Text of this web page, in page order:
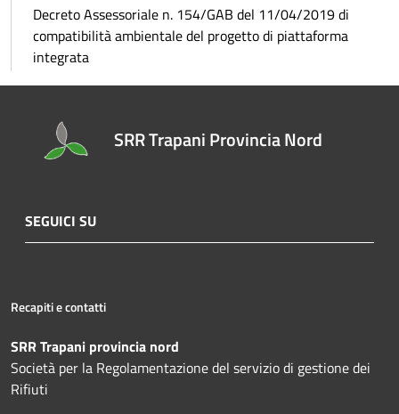
Decreto Assessoriale n. 154/GAB del 11/04/2019 di
compatibilità ambientale del progetto di piattaforma
integrata
SRR Trapani Provincia Nord
SEGUICI SU
Recapiti e contatti
SRR Trapani provincia nord
Società per la Regolamentazione del servizio di gestione dei
Rifiuti